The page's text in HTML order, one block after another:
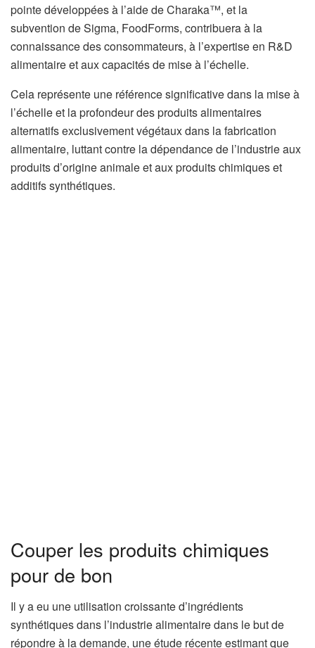
pointe développées à l’aide de Charaka™, et la
subvention de Sigma, FoodForms, contribuera à la
connaissance des consommateurs, à l’expertise en R&D
alimentaire et aux capacités de mise à l’échelle.
Cela représente une référence significative dans la mise à
l’échelle et la profondeur des produits alimentaires
alternatifs exclusivement végétaux dans la fabrication
alimentaire, luttant contre la dépendance de l’industrie aux
produits d’origine animale et aux produits chimiques et
additifs synthétiques.
Couper les produits chimiques
pour de bon
Il y a eu une utilisation croissante d’ingrédients
synthétiques dans l’industrie alimentaire dans le but de
répondre à la demande, une étude récente estimant que